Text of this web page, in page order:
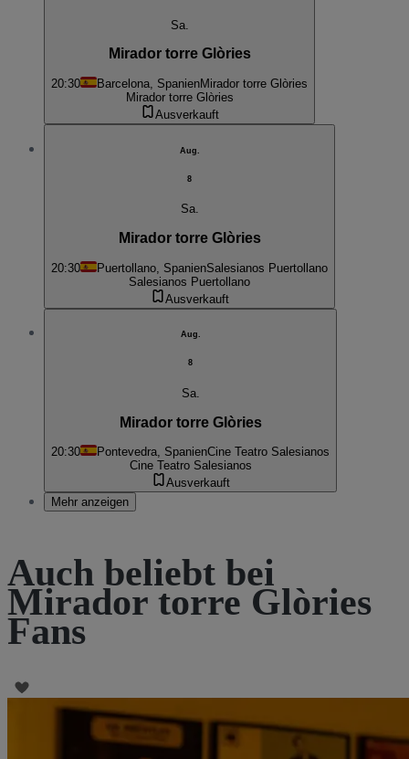
Sa.
Mirador torre Glòries
20:30 Barcelona, SpanienMirador torre Glòries
Mirador torre Glòries
Ausverkauft
Aug.
8
Sa.
Mirador torre Glòries
20:30 Puertollano, SpanienSalesianos Puertollano
Salesianos Puertollano
Ausverkauft
Aug.
8
Sa.
Mirador torre Glòries
20:30 Pontevedra, SpanienCine Teatro Salesianos
Cine Teatro Salesianos
Ausverkauft
Mehr anzeigen
Auch beliebt bei
Mirador torre Glòries
Fans